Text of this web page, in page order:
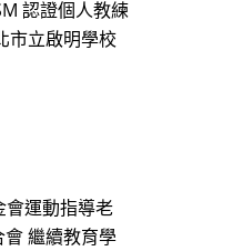
認證個人教練
市立啟明學校
會運動指導老
繼續教育學